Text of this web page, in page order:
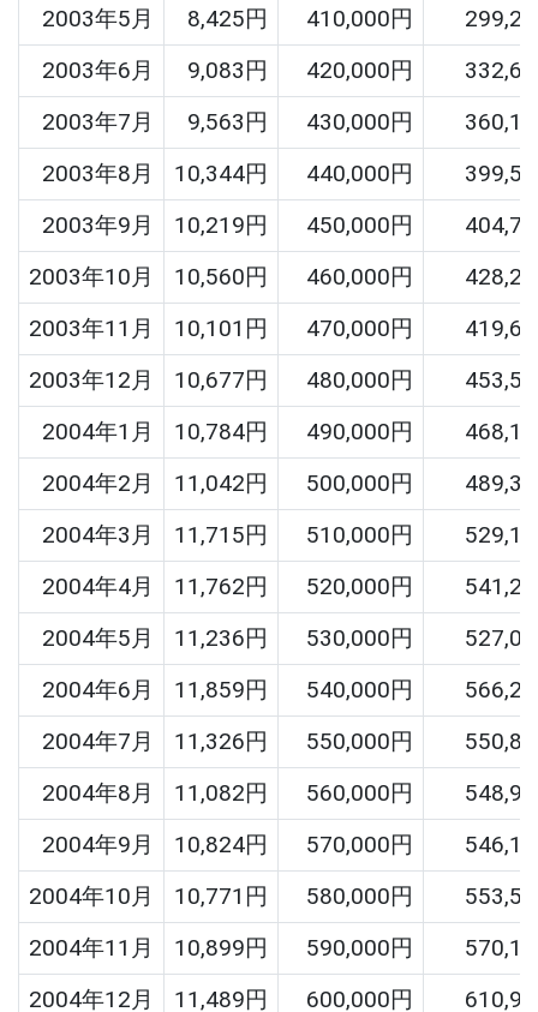
2003年5月
8,425円 410,000円
2003年6月
9,083円 420,000円
2003年7月
9,563円 430,000円
2003年8月
10,344円 440,000円
2003年9月
10,219円 450,000円
2003年10月
10,560円 460,000円
2003年11月
10,101円 470,000円
2003年12月
10,677円 480,000円
2004年1月
10,784円 490,000円
2004年2月
11,042円 500,000円
2004年3月
11,715円 510,000円
2004年4月
11,762円 520,000円
2004年5月
11,236円 530,000円
2004年6月
11,859円 540,000円
2004年7月
11,326円 550,000円
2004年8月
11,082円 560,000円
2004年9月
10,824円 570,000円
2004年10月
10,771円 580,000円
2004年11月
10,899円 590,000円
2004年12月
11,489円 600,000円